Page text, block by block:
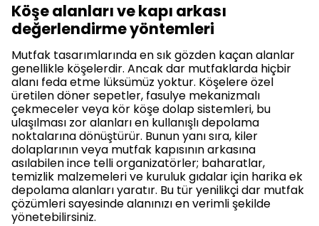
Köşe alanları ve kapı arkası
değerlendirme yöntemleri
Mutfak tasarımlarında en sık gözden kaçan alanlar
genellikle köşelerdir. Ancak dar mutfaklarda hiçbir
alanı feda etme lüksümüz yoktur. Köşelere özel
üretilen döner sepetler, fasulye mekanizmalı
çekmeceler veya kör köşe dolap sistemleri, bu
ulaşılması zor alanları en kullanışlı depolama
noktalarına dönüştürür. Bunun yanı sıra, kiler
dolaplarının veya mutfak kapısının arkasına
asılabilen ince telli organizatörler; baharatlar,
temizlik malzemeleri ve kuruluk gıdalar için harika ek
depolama alanları yaratır. Bu tür yenilikçi dar mutfak
çözümleri sayesinde alanınızı en verimli şekilde
yönetebilirsiniz.